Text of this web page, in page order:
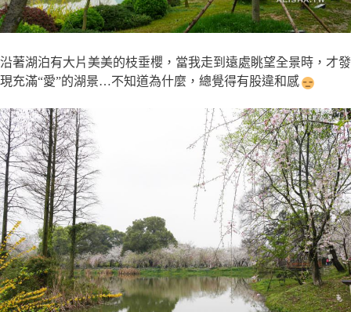
沿著湖泊有大片美美的枝垂櫻，當我走到遠處眺望全景時，才發
現充滿“愛”的湖景…不知道為什麼，總覺得有股違和感